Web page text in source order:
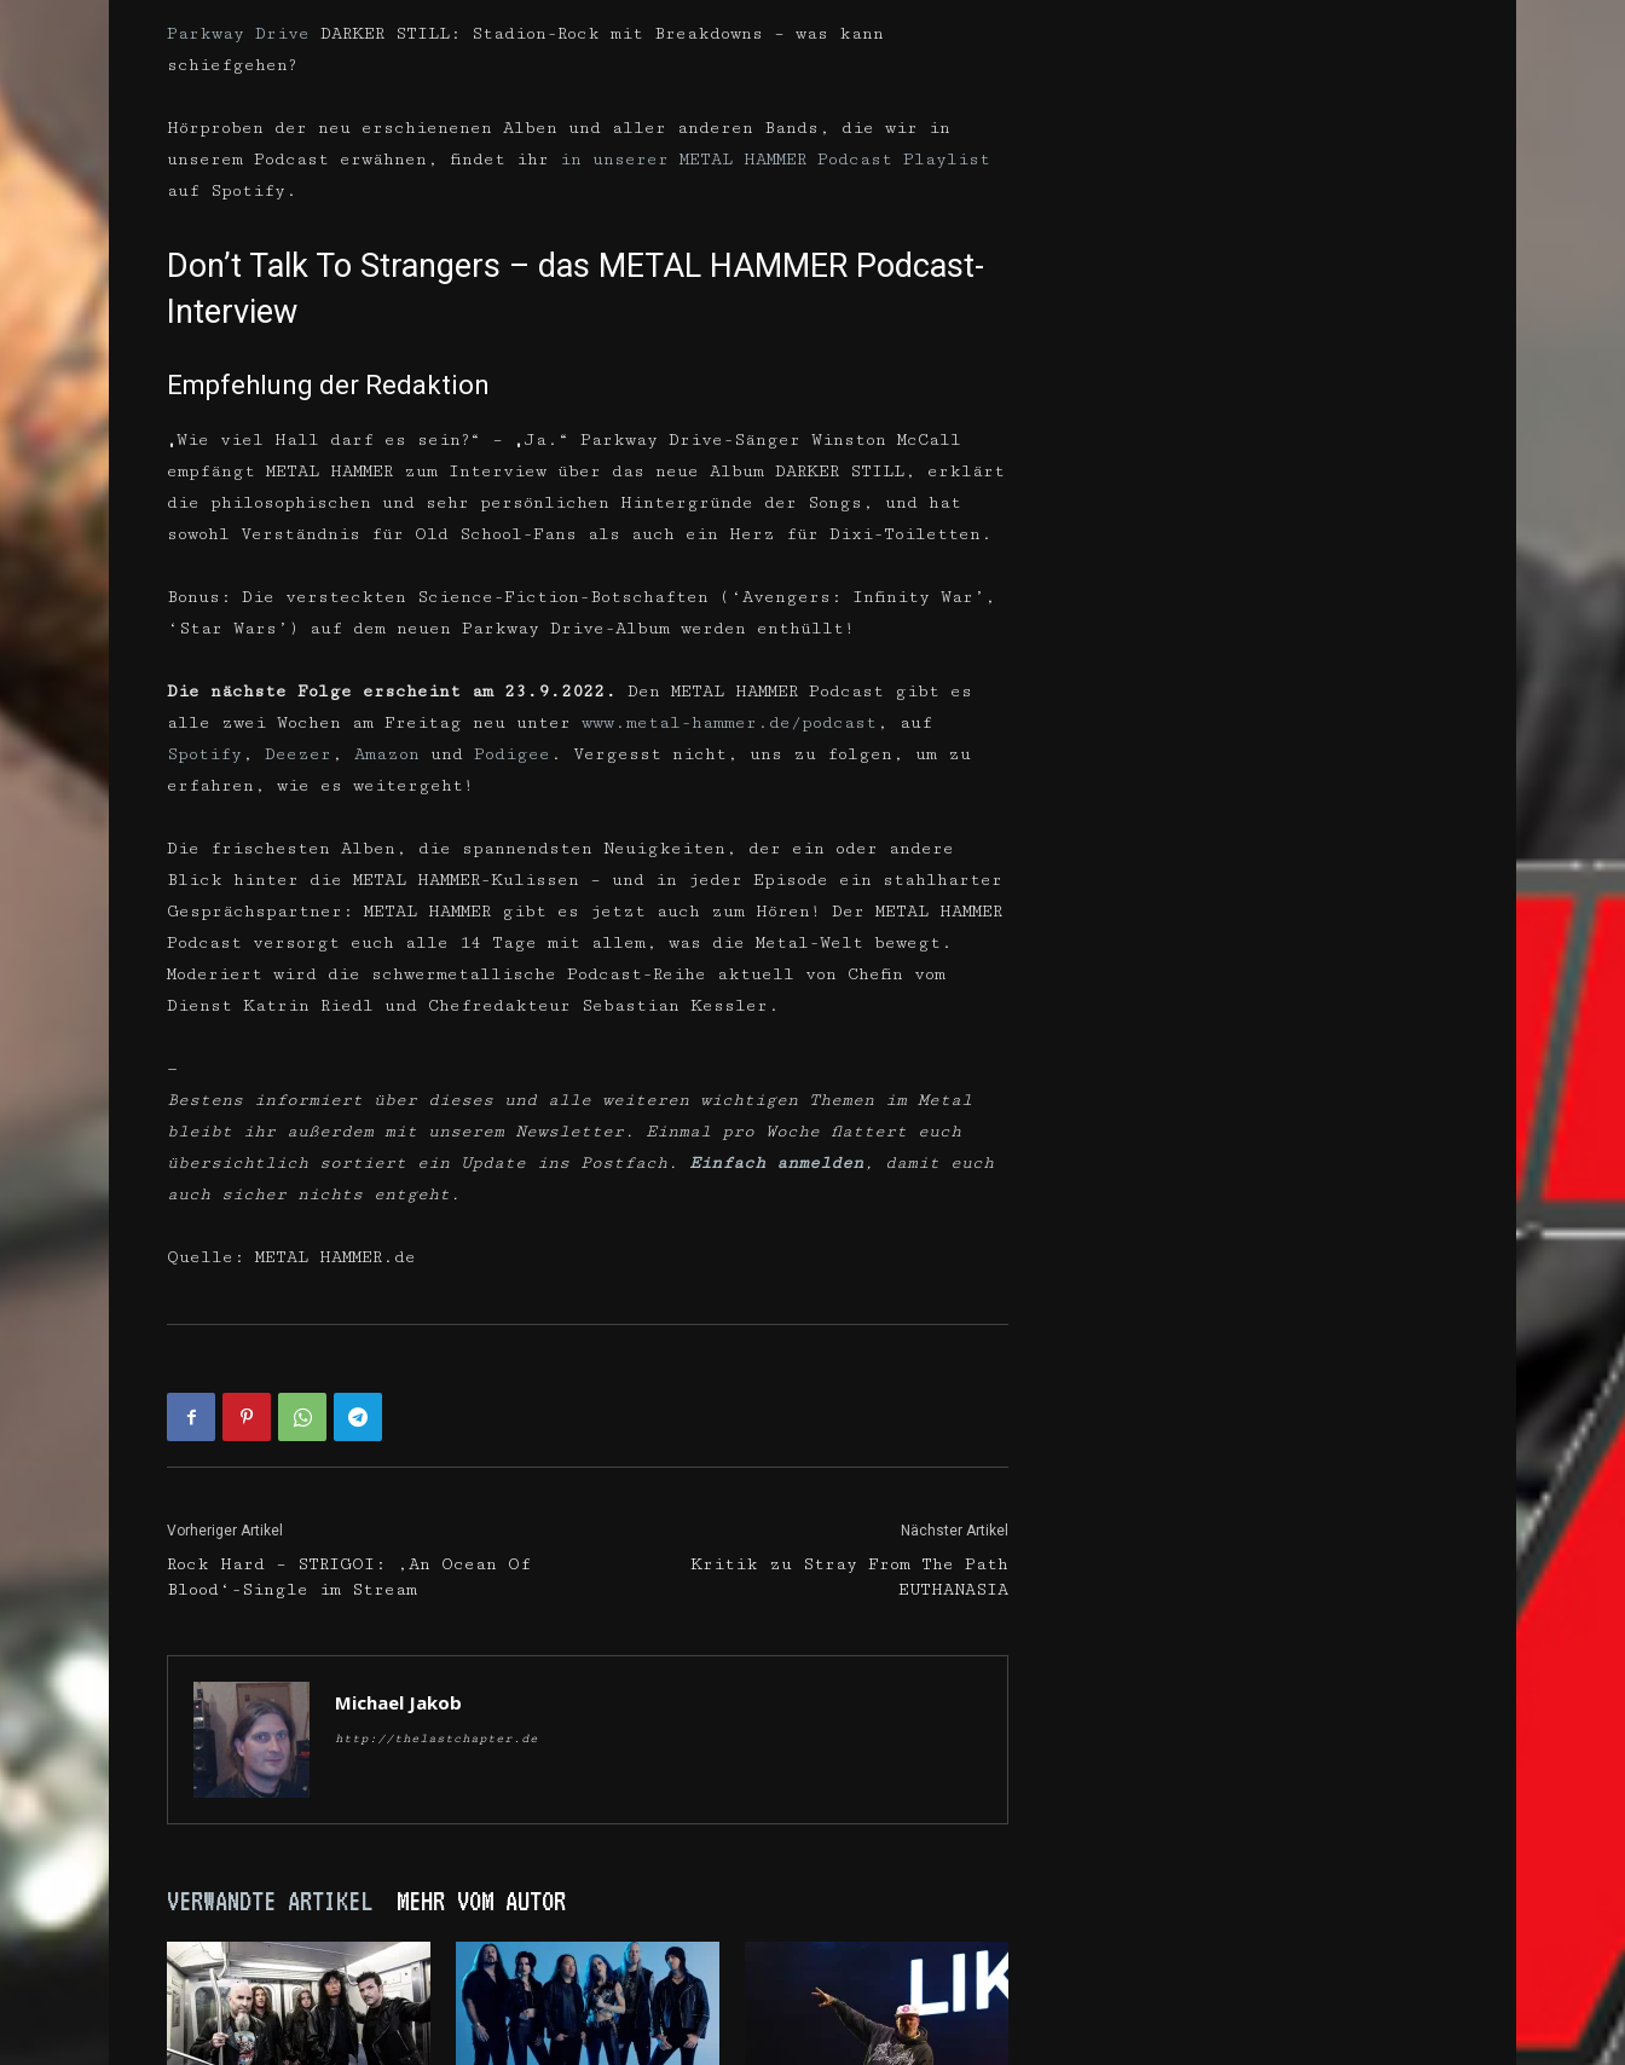
Parkway Drive
DARKER STILL: Stadion-Rock mit Breakdowns – was kann
schiefgehen?
Hörproben der neu erschienenen Alben und aller anderen Bands, die wir in
unserem Podcast erwähnen, findet ihr
in unserer METAL HAMMER Podcast Playlist
auf Spotify.
Don’t Talk To Strangers – das METAL HAMMER Podcast-
Interview
Empfehlung der Redaktion
„Wie viel Hall darf es sein?“ – „Ja.“ Parkway Drive-Sänger Winston McCall
empfängt METAL HAMMER zum Interview über das neue Album DARKER STILL, erklärt
die philosophischen und sehr persönlichen Hintergründe der Songs, und hat
sowohl Verständnis für Old School-Fans als auch ein Herz für Dixi-Toiletten.
Bonus: Die versteckten Science-Fiction-Botschaften (‘Avengers: Infinity War’,
‘Star Wars’) auf dem neuen Parkway Drive-Album werden enthüllt!
Die nächste Folge erscheint am 23.9.2022.
Den METAL HAMMER Podcast gibt es
alle zwei Wochen am Freitag neu unter www.metal-hammer.de/podcast , auf
Spotify , Deezer , Amazon und Podigee . Vergesst nicht, uns zu folgen, um zu
erfahren, wie es weitergeht!
Die frischesten Alben, die spannendsten Neuigkeiten, der ein oder andere
Blick hinter die METAL HAMMER-Kulissen – und in jeder Episode ein stahlharter
Gesprächspartner: METAL HAMMER gibt es jetzt auch zum Hören! Der METAL HAMMER
Podcast versorgt euch alle 14 Tage mit allem, was die Metal-Welt bewegt.
Moderiert wird die schwermetallische Podcast-Reihe aktuell von Chefin vom
Dienst Katrin Riedl und Chefredakteur Sebastian Kessler.
—
Bestens informiert über dieses und alle weiteren wichtigen Themen im Metal
bleibt ihr außerdem mit unserem Newsletter. Einmal pro Woche flattert euch
übersichtlich sortiert ein Update ins Postfach.
Einfach anmelden , damit euch
auch sicher nichts entgeht.
Quelle: METAL HAMMER.de
Vorheriger Artikel
Rock Hard – STRIGOI: ‚An Ocean Of
Blood‘-Single im Stream
Nächster Artikel
Kritik zu Stray From The Path
EUTHANASIA
Michael Jakob
http://thelastchapter.de
VERWANDTE ARTIKEL MEHR VOM AUTOR